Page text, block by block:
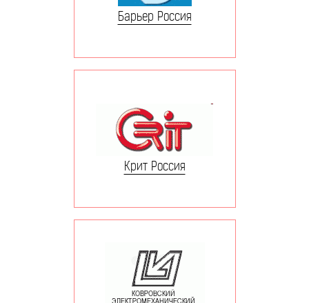
Барьер Россия
Крит Россия